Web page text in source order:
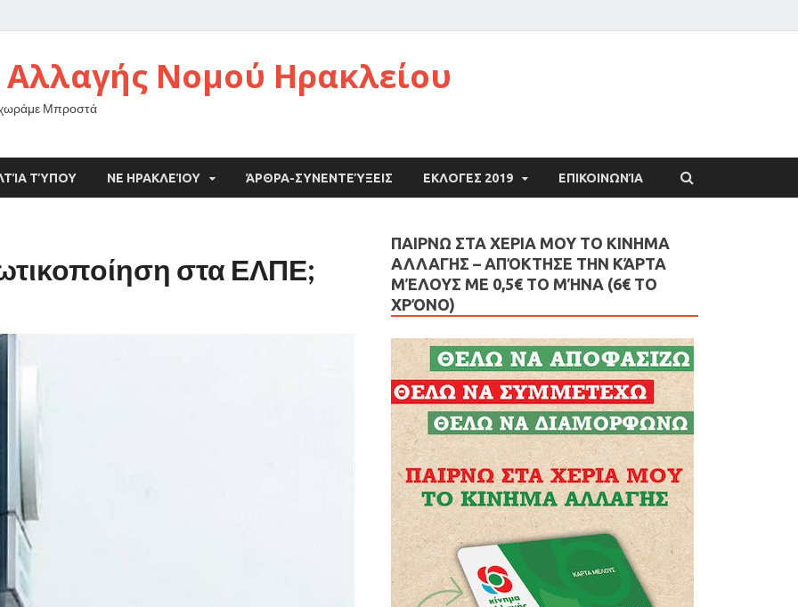
Αλλαγής Νομού Ηρακλείου
Μπροστά
ΤΎΠΟΥ ΝΕ ΗΡΑΚΛΕΊΟΥ ΆΡΘΡΑ-ΣΥΝΕΝΤΕΎΞΕΙΣ ΕΚΛΟΓΕΣ 2019 ΕΠΙΚΟΙΝΩΝΊΑ
στα ΕΛΠΕ;
ΠΑΙΡΝΩ ΣΤΑ ΧΕΡΙΑ ΜΟΥ ΤΟ ΚΙΝΗΜΑ
ΑΛΛΑΓΗΣ – AΠΌΚΤΗΣΕ ΤΗΝ ΚΆΡΤΑ
ΜΈΛΟΥΣ ΜΕ 0,5€ ΤΟ ΜΉΝΑ (6€ ΤΟ
ΧΡΌΝΟ)